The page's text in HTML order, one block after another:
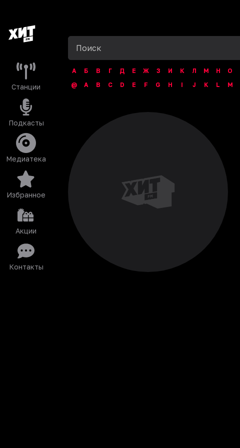
Станции
Подкасты
Медиатека
Избранное
Акции
Контакты
А Б В Г Д Е Ж З И К Л М Н О
@
A B C D E F G H I J K L M